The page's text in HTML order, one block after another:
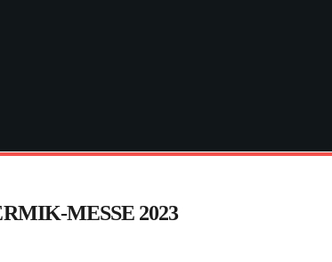
MESSE 2023